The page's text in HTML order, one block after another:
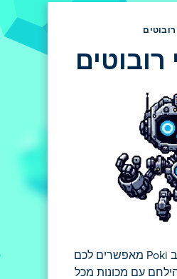
משחקי רובוטים ב Poki מאפשרים לכם
עם מכונות מכל